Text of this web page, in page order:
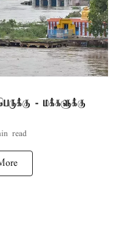
- மக்களுக்கு
read